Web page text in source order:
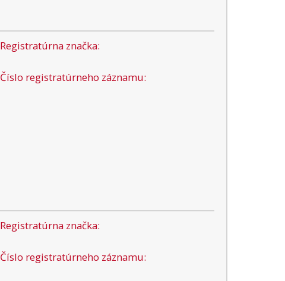
Registratúrna značka:
Číslo registratúrneho záznamu:
Registratúrna značka:
Číslo registratúrneho záznamu: